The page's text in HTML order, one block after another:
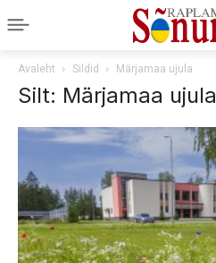
Avaleht Sildid Märjamaa ujula
Silt: Märjamaa ujula